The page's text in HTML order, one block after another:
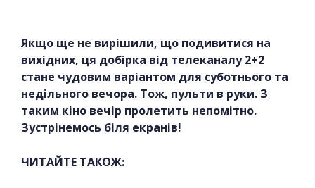
Якщо ще не вирішили, що подивитися на
вихідних, ця добірка від телеканалу 2+2
стане чудовим варіантом для суботнього та
недільного вечора. Тож, пульти в руки. З
таким кіно вечір пролетить непомітно.
Зустрінемось біля екранів!
ЧИТАЙТЕ ТАКОЖ: